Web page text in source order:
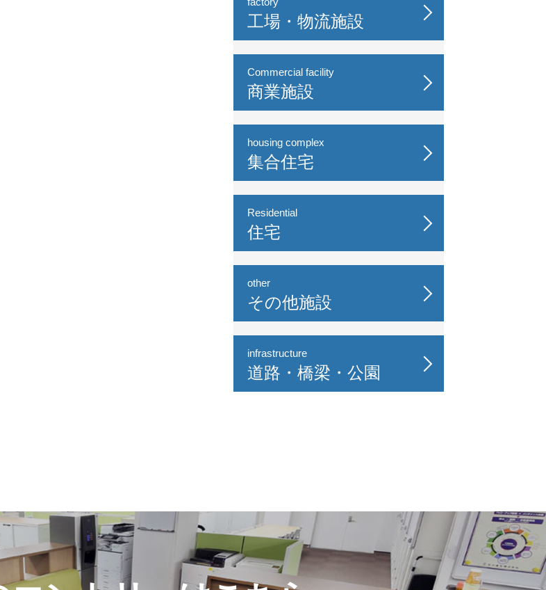
工場・物流施設
Commercial facility
商業施設
housing complex
集合住宅
Residential
住宅
other
その他施設
infrastructure
道路・橋梁・公園